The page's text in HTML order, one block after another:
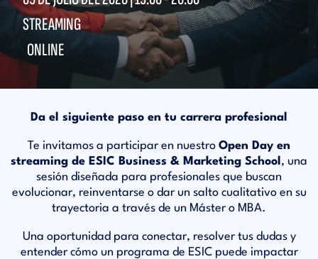
STREAMING
ONLINE
Da el siguiente paso en tu carrera profesional
Te invitamos a participar en nuestro Open Day en
streaming de ESIC Business & Marketing School , una
sesión diseñada para profesionales que buscan
evolucionar, reinventarse o dar un salto cualitativo en su
trayectoria a través de un Máster o MBA.
Una oportunidad para conectar, resolver tus dudas y
entender cómo un programa de ESIC puede impactar